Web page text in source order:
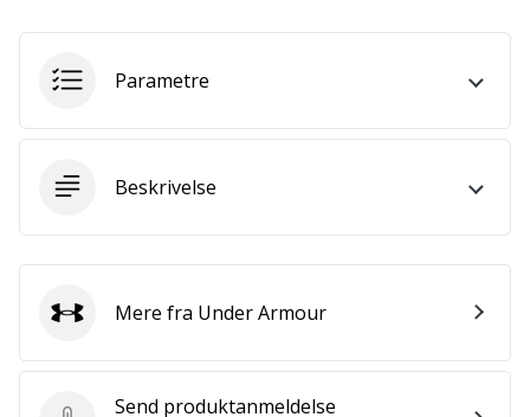
løbe
sammen.
artikler
Parametre
Beskrivelse
Send produktanmeldelse
Under Armour
Mere fra Under Armour